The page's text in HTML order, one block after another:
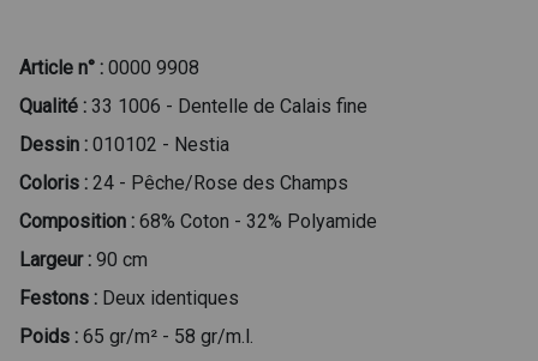
Article n° : 0000 9908
Qualité : 33 1006 - Dentelle de Calais fine
Dessin : 010102 - Nestia
Coloris : 24 - Pêche/Rose des Champs
Composition : 68% Coton - 32% Polyamide
Largeur : 90 cm
Festons : Deux identiques
Poids : 65 gr/m² - 58 gr/m.l.